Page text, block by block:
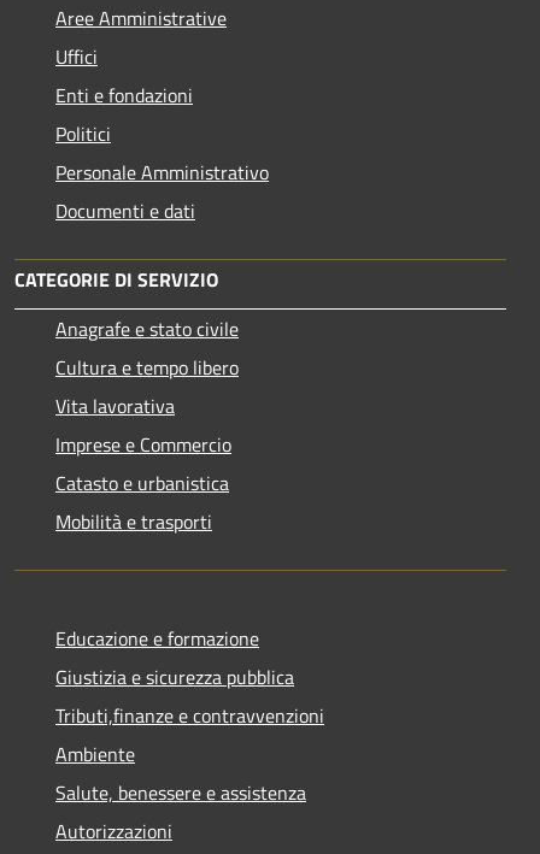
Aree Amministrative
Uffici
Enti e fondazioni
Politici
Personale Amministrativo
Documenti e dati
CATEGORIE DI SERVIZIO
Anagrafe e stato civile
Cultura e tempo libero
Vita lavorativa
Imprese e Commercio
Catasto e urbanistica
Mobilità e trasporti
Educazione e formazione
Giustizia e sicurezza pubblica
Tributi,finanze e contravvenzioni
Ambiente
Salute, benessere e assistenza
Autorizzazioni